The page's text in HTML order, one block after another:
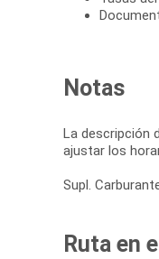
Notas
La descripción
ajustar los
Supl.
Ruta en